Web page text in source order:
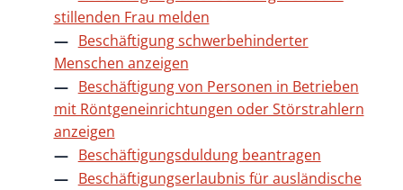
stillenden Frau melden
Beschäftigung schwerbehinderter
Menschen anzeigen
Beschäftigung von Personen in Betrieben
mit Röntgeneinrichtungen oder Störstrahlern
anzeigen
Beschäftigungsduldung beantragen
Beschäftigungserlaubnis für ausländische